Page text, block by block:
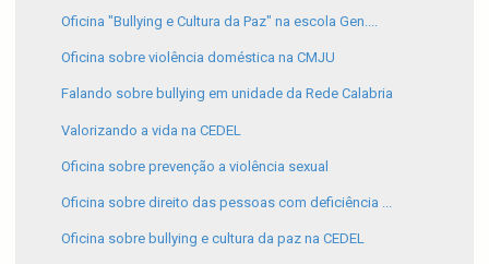
Oficina "Bullying e Cultura da Paz" na escola Gen....
Oficina sobre violência doméstica na CMJU
Falando sobre bullying em unidade da Rede Calabria
Valorizando a vida na CEDEL
Oficina sobre prevenção a violência sexual
Oficina sobre direito das pessoas com deficiência ...
Oficina sobre bullying e cultura da paz na CEDEL